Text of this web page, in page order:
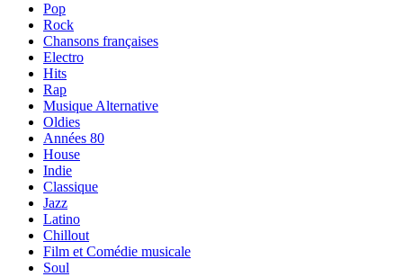
Pop
Rock
Chansons françaises
Electro
Hits
Rap
Musique Alternative
Oldies
Années 80
House
Indie
Classique
Jazz
Latino
Chillout
Film et Comédie musicale
Soul